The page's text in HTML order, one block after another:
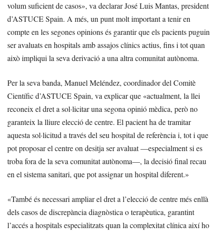
volum suficient de casos», va declarar José Luis Mantas, president
d’ASTUCE Spain. A més, un punt molt important a tenir en
compte en les segones opinions és garantir que els pacients puguin
ser avaluats en hospitals amb assajos clínics actius, fins i tot quan
això impliqui la seva derivació a una altra comunitat autònoma.
Per la seva banda, Manuel Meléndez, coordinador del Comitè
Científic d’ASTUCE Spain, va explicar que «actualment, la llei
reconeix el dret a sol·licitar una segona opinió mèdica, però no
garanteix la lliure elecció de centre. El pacient ha de tramitar
aquesta sol·licitud a través del seu hospital de referència i, tot i que
pot proposar el centre on desitja ser avaluat —especialment si es
troba fora de la seva comunitat autònoma—, la decisió final recau
en el sistema sanitari, que pot assignar un hospital diferent.»
«També és necessari ampliar el dret a l’elecció de centre més enllà
dels casos de discrepància diagnòstica o terapèutica, garantint
l’accés a hospitals especialitzats quan la complexitat clínica així ho